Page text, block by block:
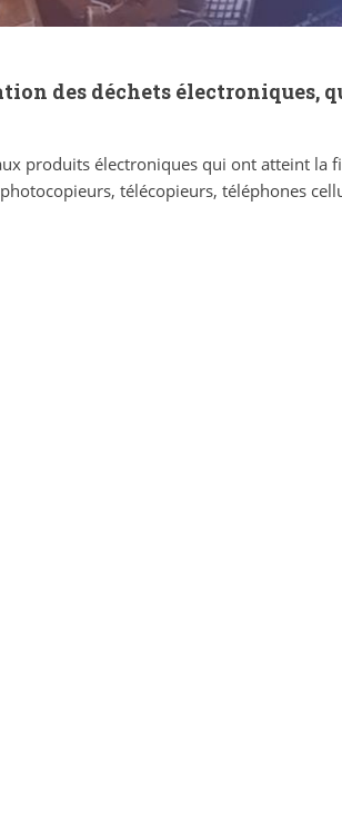
des déchets électroniques,
produits électroniques qui ont atteint la
télécopieurs, téléphones